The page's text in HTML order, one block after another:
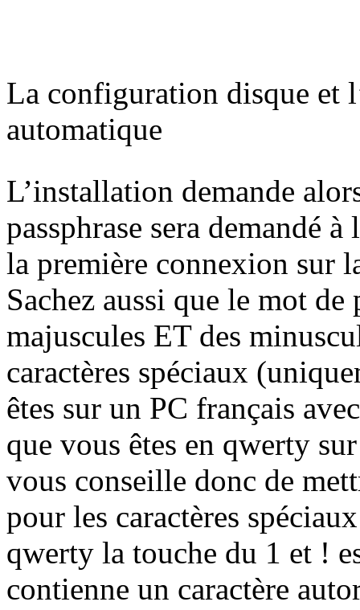
La configuration disque et
automatique
L’installation demande
passphrase sera demandé
la première connexion sur
Sachez aussi que le mot
majuscules ET des
caractères spéciaux
êtes sur un PC français
que vous êtes en qwerty
vous conseille donc de
pour les caractères
qwerty la touche du 1 et !
contienne un caractère